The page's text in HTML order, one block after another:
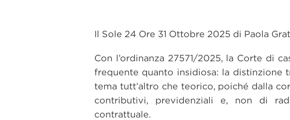
Il Sole 24 Ore 31 Ottobre 2025 di Paola
Con l’ordinanza 27571/2025, la Corte di
frequente quanto insidiosa: la distinzione
tema tutt’altro che teorico, poiché dalla
contributivi, previdenziali e, non di
contrattuale.